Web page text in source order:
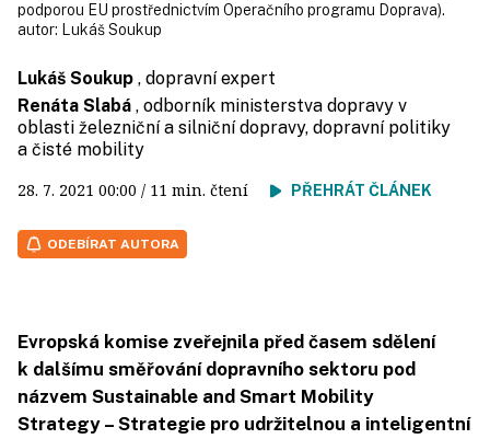
podporou EU prostřednictvím Operačního programu Doprava).
autor:
Lukáš Soukup
Lukáš Soukup , dopravní expert
Renáta Slabá , odborník ministerstva dopravy v
oblasti železniční a silniční dopravy, dopravní politiky
a čisté mobility
28. 7. 2021 00:00 / 11 min. čtení PŘEHRÁT ČLÁNEK
ODEBÍRAT AUTORA
Evropská komise zveřejnila před časem sdělení
k dalšímu směřování dopravního sektoru pod
názvem Sustainable and Smart Mobility
Strategy – Strategie pro udržitelnou a inteligentní